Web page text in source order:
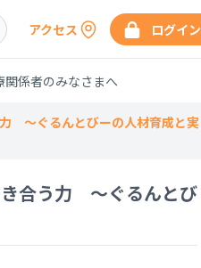
アクセス ログイン
関係者のみなさまへ
〜ぐるんとびーの人材育成と実
き合う力 〜ぐるんとび